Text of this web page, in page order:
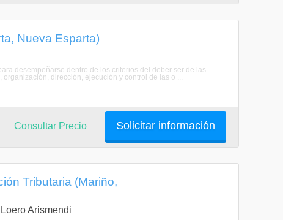
Nueva Esparta)
desempeñarse dentro de los criterios del deber ser de las
dirección, ejecución y control de las o ...
Solicitar información
Consultar Precio
Tributaria (Mariño,
Arismendi